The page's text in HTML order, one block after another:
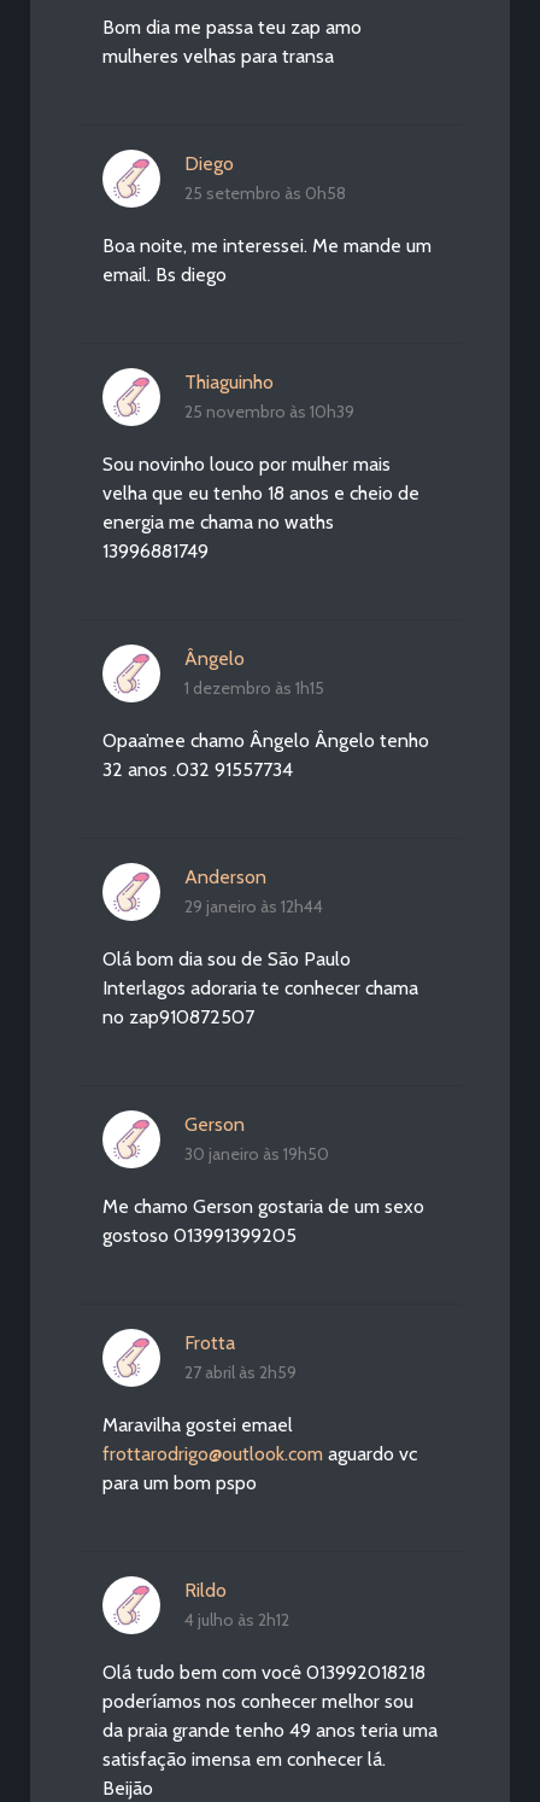
Bom dia me passa teu zap amo
mulheres velhas para transa
Diego
25 setembro às 0h58
Boa noite, me interessei. Me mande um
email. Bs diego
Thiaguinho
25 novembro às 10h39
Sou novinho louco por mulher mais
velha que eu tenho 18 anos e cheio de
energia me chama no waths
13996881749
Ângelo
1 dezembro às 1h15
Opaa’mee chamo Ângelo Ângelo tenho
32 anos .032 91557734
Anderson
29 janeiro às 12h44
Olá bom dia sou de São Paulo
Interlagos adoraria te conhecer chama
no zap910872507
Gerson
30 janeiro às 19h50
Me chamo Gerson gostaria de um sexo
gostoso 013991399205
Frotta
27 abril às 2h59
Maravilha gostei emael
frottarodrigo@outlook.com aguardo vc
para um bom pspo
Rildo
4 julho às 2h12
Olá tudo bem com você 013992018218
poderíamos nos conhecer melhor sou
da praia grande tenho 49 anos teria uma
satisfação imensa em conhecer lá.
Beijão